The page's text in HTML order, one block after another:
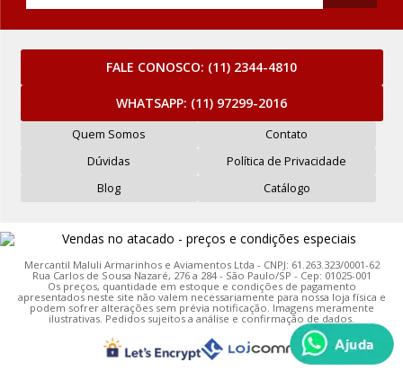
FALE CONOSCO: (11) 2344-4810
WHATSAPP: (11) 97299-2016
Quem Somos
Contato
Dúvidas
Política de Privacidade
Blog
Catálogo
Mercantil Maluli Armarinhos e Aviamentos Ltda - CNPJ: 61.263.323/0001-62
Rua Carlos de Sousa Nazaré, 276 a 284 - São Paulo/SP - Cep: 01025-001
Os preços, quantidade em estoque e condições de pagamento
apresentados neste site não valem necessariamente para nossa loja física e
podem sofrer alterações sem prévia notificação. Imagens meramente
ilustrativas. Pedidos sujeitos a análise e confirmação de dados.